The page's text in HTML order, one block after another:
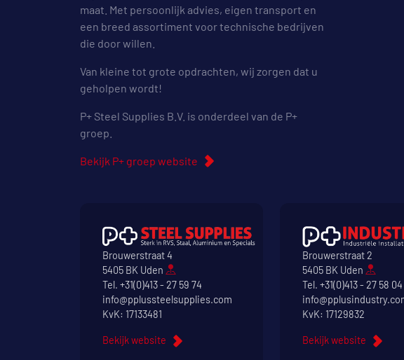
maat. Met persoonlijk advies, eigen transport en
een breed assortiment voor technische bedrijven
die door willen.
Van kleine tot grote opdrachten, wij zorgen dat u
geholpen wordt!
P+ Steel Supplies B.V. is onderdeel van de P+
groep.
Bekijk P+ groep website
Brouwerstraat 4
5405 BK Uden
Tel. +31(0)413 - 27 59 74
info@pplussteelsupplies.com
KvK: 17133481
Bekijk website
Brouwerstraat 2
5405 BK Uden
Tel. +31(0)413 - 27 58 04
KvK: 17129832
Bekijk website